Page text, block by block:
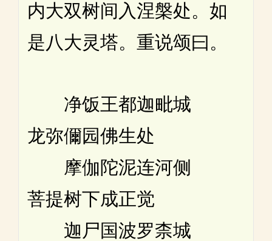
内大双树间入涅槃处。如
是八大灵塔。重说颂曰。
净饭王都迦毗城
龙弥儞园佛生处
摩伽陀泥连河侧
菩提树下成正觉
迦尸国波罗柰城